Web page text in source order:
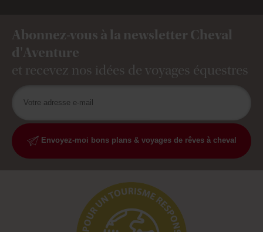
Abonnez-vous à la newsletter Cheval
d'Aventure
et recevez nos idées de voyages équestres
Envoyez-moi bons plans & voyages de rêves à cheval